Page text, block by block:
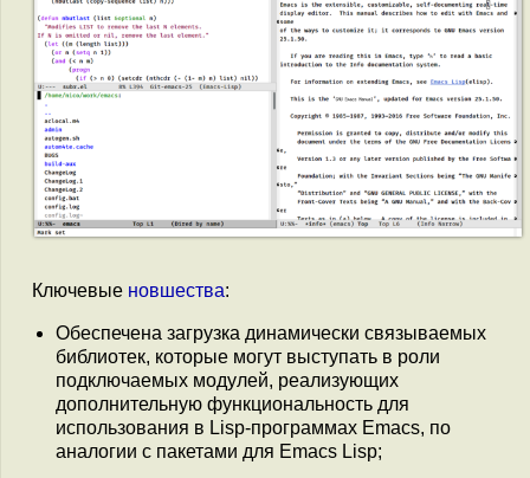
Ключевые новшества:
Обеспечена загрузка динамически связываемых
библиотек, которые могут выступать в роли
подключаемых модулей, реализующих
дополнительную функциональность для
использования в Lisp-программах Emacs, по
аналогии с пакетами для Emacs Lisp;